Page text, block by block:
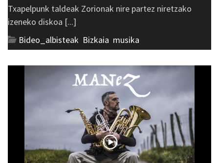
Txapelpunk taldeak Zorionak nire partez niretzako
izeneko diskoa [...]
Bideo_albisteak Bizkaia musika